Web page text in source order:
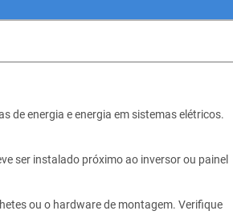
de energia e energia em sistemas elétricos.
ser instalado próximo ao inversor ou painel
ou o hardware de montagem. Verifique